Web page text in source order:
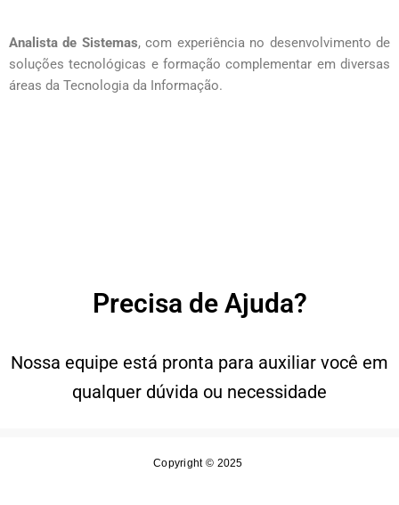
Analista de Sistemas, com experiência no desenvolvimento de
soluções tecnológicas e formação complementar em diversas
áreas da Tecnologia da Informação.
Precisa de Ajuda?
Nossa equipe está pronta para auxiliar você em
qualquer dúvida ou necessidade
Copyright © 2025